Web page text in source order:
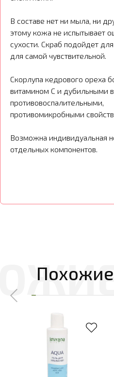
В составе нет ни мыла, ни
этому кожа не испытывает
сухости. Скраб подойдет
для самой чувствительной.
Скорлупа кедрового ореха
витамином С и дубильными
противовоспалительными,
противомикробными
Возможна индивидуальная
отдельных компонентов.